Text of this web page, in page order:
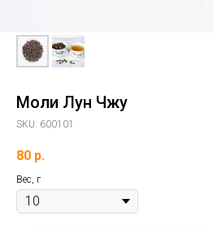
Моли Лун Чжу
SKU: 600101
80 р.
Вес, г